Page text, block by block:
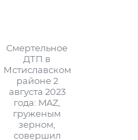
Смертельное
ДТП в
Мстиславском
районе 2
августа 2023
года: MAZ,
груженым
зерном,
совершил